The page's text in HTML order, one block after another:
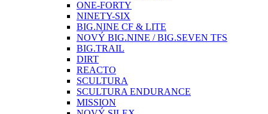
ONE-FORTY
NINETY-SIX
BIG.NINE CF & LITE
NOVÝ BIG.NINE / BIG.SEVEN TFS
BIG.TRAIL
DIRT
REACTO
SCULTURA
SCULTURA ENDURANCE
MISSION